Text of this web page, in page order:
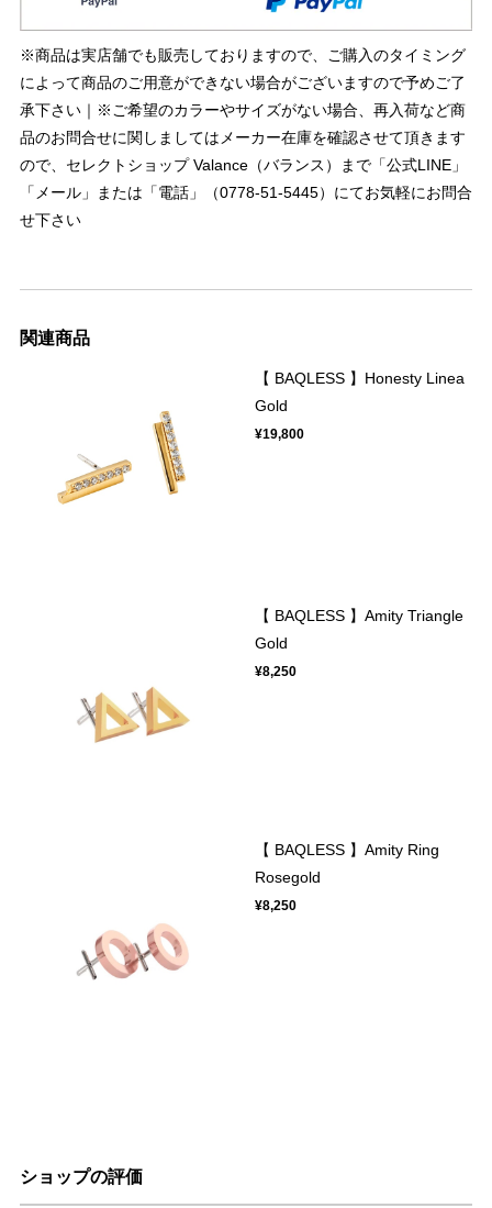
※商品は実店舗でも販売しておりますので、ご購入のタイミング
によって商品のご用意ができない場合がございますので予めご了
承下さい｜※ご希望のカラーやサイズがない場合、再入荷など商
品のお問合せに関しましてはメーカー在庫を確認させて頂きます
ので、セレクトショップ Valance（バランス）まで「公式LINE」
「メール」または「電話」（0778-51-5445）にてお気軽にお問合
せ下さい
関連商品
【 BAQLESS 】Honesty Linea
Gold
¥19,800
【 BAQLESS 】Amity Triangle
Gold
¥8,250
【 BAQLESS 】Amity Ring
Rosegold
¥8,250
ショップの評価